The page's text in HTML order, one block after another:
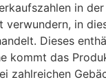
in
in
Dieses
kommt das
zahlreichen